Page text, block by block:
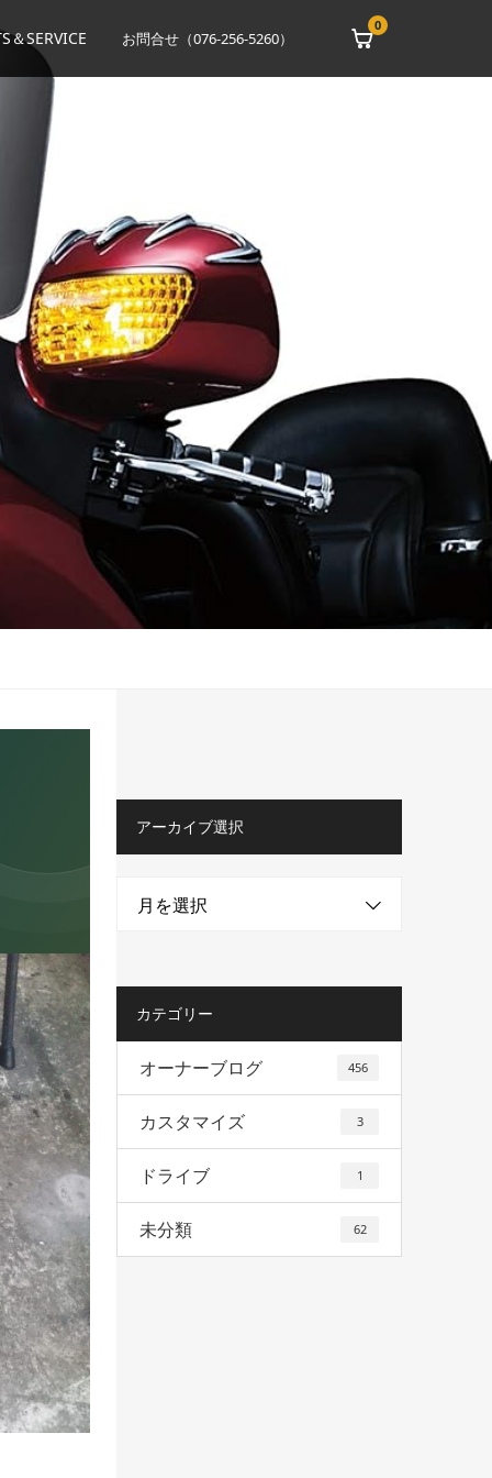
＆SERVICE お問合せ（076-256-5260）
0
アーカイブ選択
月を選択
カテゴリー
オーナーブログ 456
カスタマイズ 3
ドライブ 1
未分類 62